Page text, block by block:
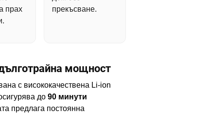
прах
прекъсване.
мощност
с висококачествена Li-ion
до 90 минути
предлага постоянна